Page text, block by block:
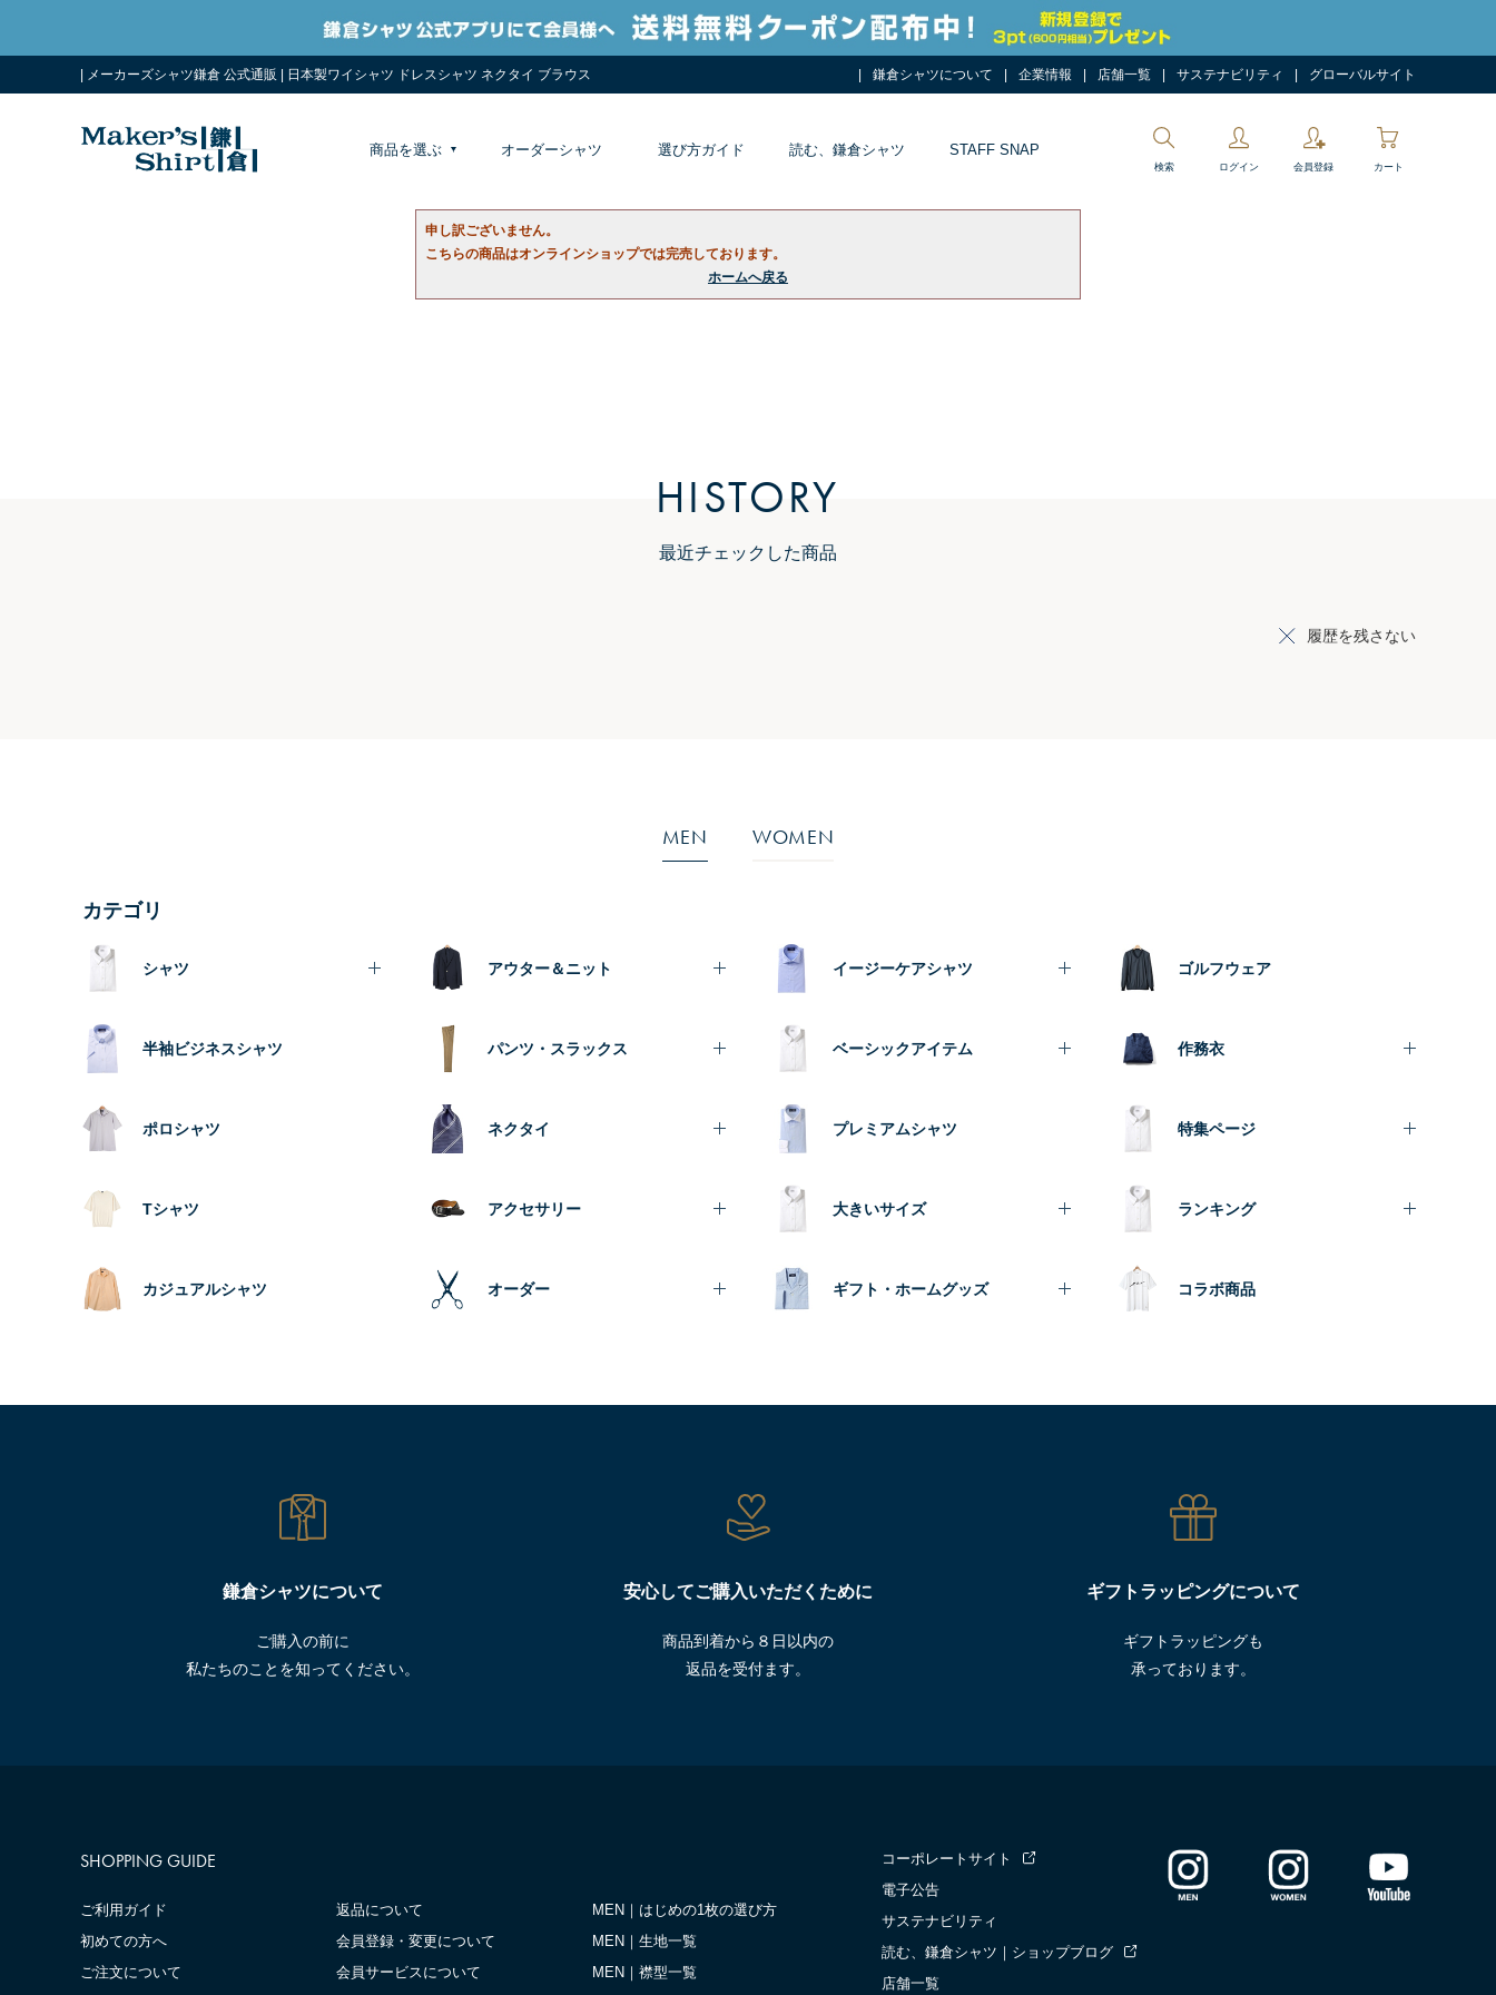
| メーカーズシャツ鎌倉 公式通販 | 日本製ワイシャツ ドレスシャツ ネクタイ ブラウス 鎌倉シャツについて 企業情報 店舗一覧 サステナビリティ グローバルサイト
商品を選ぶ オーダーシャツ 選び方ガイド 読む、鎌倉シャツ STAFF SNAP
検索 ログイン 会員登録 カート
申し訳ございません。
こちらの商品はオンラインショップでは完売しております。
ホームへ戻る
HISTORY
最近チェックした商品
履歴を残さない
MEN WOMEN
カテゴリ
シャツ
半袖ビジネスシャツ
ポロシャツ
Tシャツ
カジュアルシャツ
アウター＆ニット
パンツ・スラックス
ネクタイ
アクセサリー
オーダー
イージーケアシャツ
ベーシックアイテム
プレミアムシャツ
大きいサイズ
ギフト・ホームグッズ
ゴルフウェア
作務衣
特集ページ
ランキング
コラボ商品
鎌倉シャツについて
ご購入の前に
私たちのことを知ってください。
安心してご購入いただくために
商品到着から８日以内の
返品を受付ます。
ギフトラッピングについて
ギフトラッピングも
承っております。
SHOPPING GUIDE
ご利用ガイド
初めての方へ
ご注文について
返品について
会員登録・変更について
会員サービスについて
MEN｜はじめの1枚の選び方
MEN｜生地一覧
MEN｜襟型一覧
コーポレートサイト
電子公告
サステナビリティ
読む、鎌倉シャツ｜ショップブログ
店舗一覧